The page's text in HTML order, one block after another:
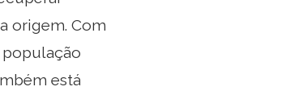
origem. Com
está